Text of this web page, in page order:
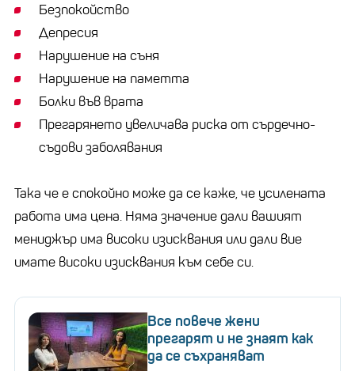
Безпокойство
Депресия
Нарушение на съня
Нарушение на паметта
Болки във врата
Прегарянето увеличава риска от сърдечно-
съдови заболявания
Така че е спокойно може да се каже, че усилената
работа има цена. Няма значение дали вашият
мениджър има високи изисквания или дали вие
имате високи изисквания към себе си.
Все повече жени
прегарят и не знаят как
да се съхраняват